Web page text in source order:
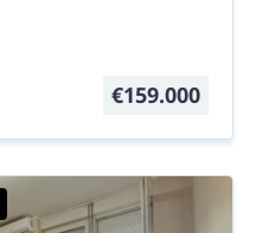
€159.000